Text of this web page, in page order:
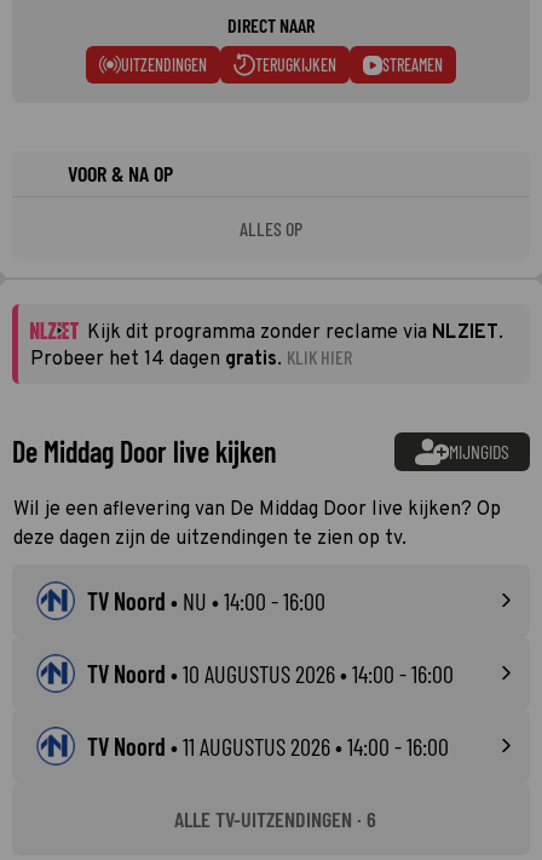
DIRECT NAAR
UITZENDINGEN TERUGKIJKEN STREAMEN
VOOR & NA OP
ALLES OP
Kijk dit programma zonder reclame via NLZIET.
Probeer het 14 dagen gratis. KLIK HIER
De Middag Door live kijken MIJNGIDS
Wil je een aflevering van De Middag Door live kijken? Op
deze dagen zijn de uitzendingen te zien op tv.
TV Noord • NU • 14:00 - 16:00
TV Noord •10 AUGUSTUS 2026• 14:00 - 16:00
TV Noord •11 AUGUSTUS 2026• 14:00 - 16:00
ALLE TV-UITZENDINGEN · 6